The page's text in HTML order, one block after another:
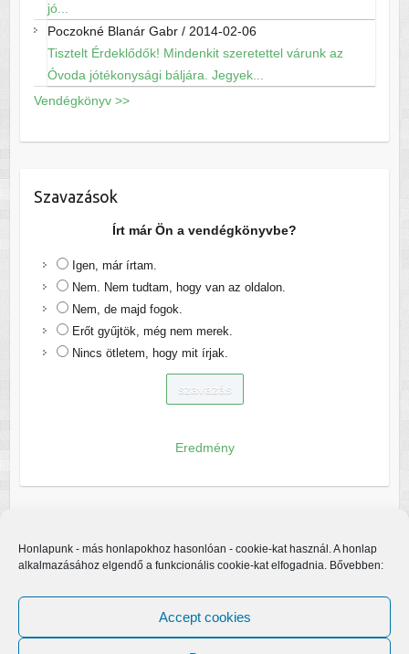
Honlapunk - más honlapokhoz hasonlóan - cookie-kat használ. A honlap
alkalmazásához elgendő a funkcionális cookie-kat elfogadnia. Bővebben:
Accept cookies
jó...
Poczokné Blanár Gabr/ 2014-02-06
Tisztelt Érdeklődők! Mindenkit szeretettel várunk az
Óvoda jótékonysági báljára. Jegyek...
Vendégkönyv >>
Szavazások
Írt már Ön a vendégkönyvbe?
Igen, már írtam.
Nem. Nem tudtam, hogy van az oldalon.
Nem, de majd fogok.
Erőt gyűjtök, még nem merek.
Nincs ötletem, hogy mit írjak.
Eredmény